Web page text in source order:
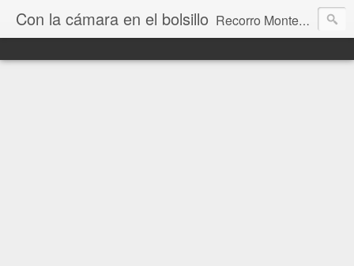
Con la cámara en el bolsillo Recorro Montevideo y el mundo. Fotos e historias de aquí y allá.